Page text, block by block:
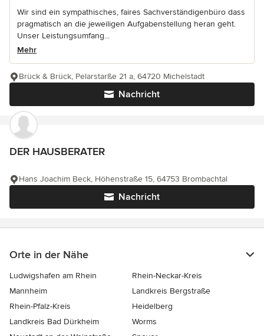
Wir sind ein sympathisches, faires Sachverständigenbüro dass
pragmatisch an die jeweiligen Aufgabenstellung heran geht.
Unser Leistungsumfang...
Mehr
Nachricht
Brück & Brück, Pelarstarße 21 a, 64720 Michelstadt
DER HAUSBERATER
Nachricht
Hans Joachim Beck, Höhenstraße 15, 64753 Brombachtal
Orte in der Nähe
Ludwigshafen am Rhein
Rhein-Neckar-Kreis
Mannheim
Landkreis Bergstraße
Rhein-Pfalz-Kreis
Heidelberg
Landkreis Bad Dürkheim
Worms